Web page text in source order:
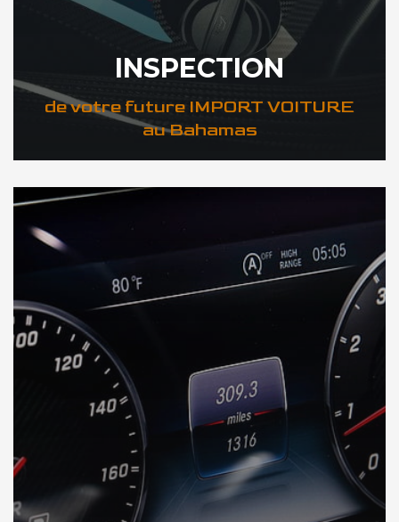
INSPECTION
de votre future IMPORT VOITURE
au Bahamas
DÉCOUVREZ VOTRE INSPECTION AUTO au Bahamas